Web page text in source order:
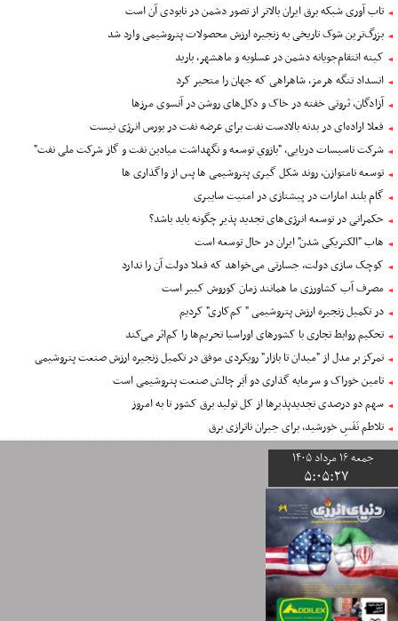
تاب آوری شبکه برق ایران بالاتر از تصور دشمن در نابودی آن است
بزرگ‌ترین شوک تاریخی به زنجیره ارزش محصولات پتروشیمی وارد شد
کینه انتقام‌جویانه دشمن در عسلویه و ماهشهر، بارید
انسداد تنگه هرمز، شاهراهی که جهان را متحیر کرد
آزادگان، ثروتی خفته در خاک و دکل‌های روشن در آنسوی مرزها
فعلا اراده‌ای در بدنه بالادست نفت برای عرضه نفت در بورس انرژی نیست
شرکت تاسیسات دریایی، "بازوي توسعه و نگهداشت ميادين نفت و گاز شرکت ملی نفت"
توسعه نامتوازن، روند شکل گیری پتروشیمی ها پس از واگذاری ها
گام بلند امارات در پیشتازی در امنیت سایبری
حکمرانی در توسعه انرژی‌های تجدید پذیر چگونه باید باشد؟
هاب "الکتریکی شدن" ایران در حال توسعه است
کوچک سازی دولت، جسارتی می‌خواهد که فعلا دولت آن را ندارد
مصرف آب کشاورزی ما همانند زمان کوروش کبیر است
در تکمیل زنجیره ارزش پتروشیمی " کم‌کاری" کردیم
تحکیم روابط تجاری با کشورهای اوراسیا تحریم‌ها را کم‌اثر می‌کند
تمرکز بر مدل از "میدان تا بازار" رویکردی موفق در تکمیل زنجیره ارزش صنعت پتروشیمی
تامین خوراک و سرمایه گذاری دو اَبَر چالش صنعت پتروشیمی است
سهم دو درصدی تجدیدپذیرها از کل تولید برق کشور تا به امروز
تلاطم نَفَسِ خورشید، برای جبران ناترازی برق
جمعه ١۶ مرداد ١۴٠۵
۵:٠۵:٢٧